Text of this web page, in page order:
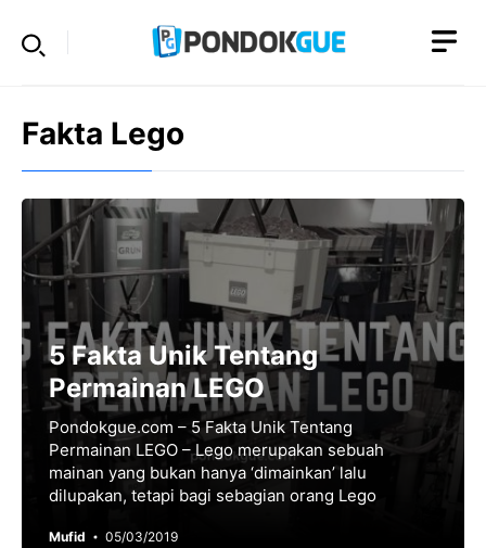
Fakta Lego
5 Fakta Unik Tentang
Permainan LEGO
Pondokgue.com – 5 Fakta Unik Tentang
Permainan LEGO – Lego merupakan sebuah
mainan yang bukan hanya ‘dimainkan’ lalu
dilupakan, tetapi bagi sebagian orang Lego
Mufid 05/03/2019